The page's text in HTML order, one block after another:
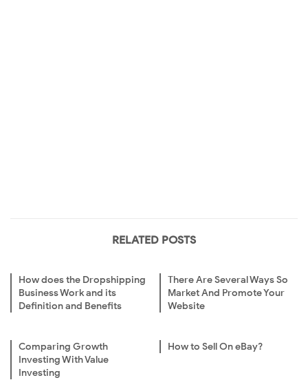
RELATED POSTS
How does the Dropshipping
Business Work and its
Definition and Benefits
There Are Several Ways So
Market And Promote Your
Website
Comparing Growth
Investing With Value
Investing
How to Sell On eBay?